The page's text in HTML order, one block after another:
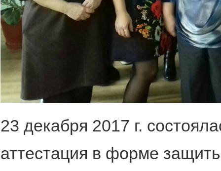
23 декабря 2017 г.
аттестация в форме